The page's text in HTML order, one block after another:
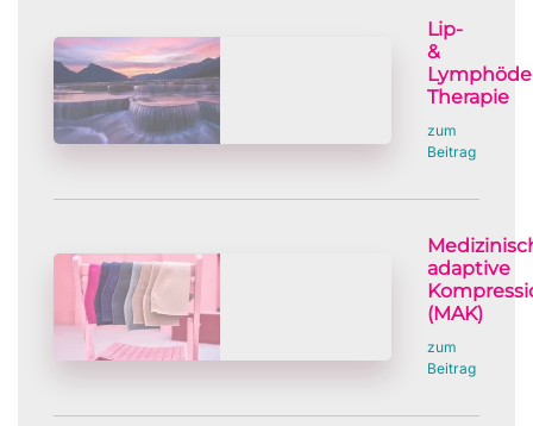
Lip-
&
Therapie
zum
Beitrag
adaptive
(MAK)
zum
Beitrag